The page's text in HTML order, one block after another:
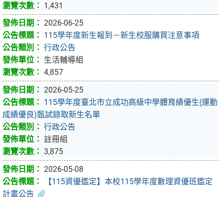
1,431
2026-06-25
115學年度新生報到－新生校服購買注意事項
行政公告
生活輔導組
4,857
2026-05-25
115學年度臺北市立成功高級中學體育績優生(運動
成績優良)甄試錄取新生名單
行政公告
註冊組
3,875
2026-05-08
【115資優鑑定】本校115學年度數理資優班鑑定
計畫公告